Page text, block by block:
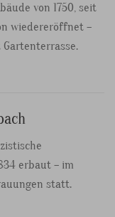
von 1750, seit
wiedereröffnet –
erbaut – im
statt.